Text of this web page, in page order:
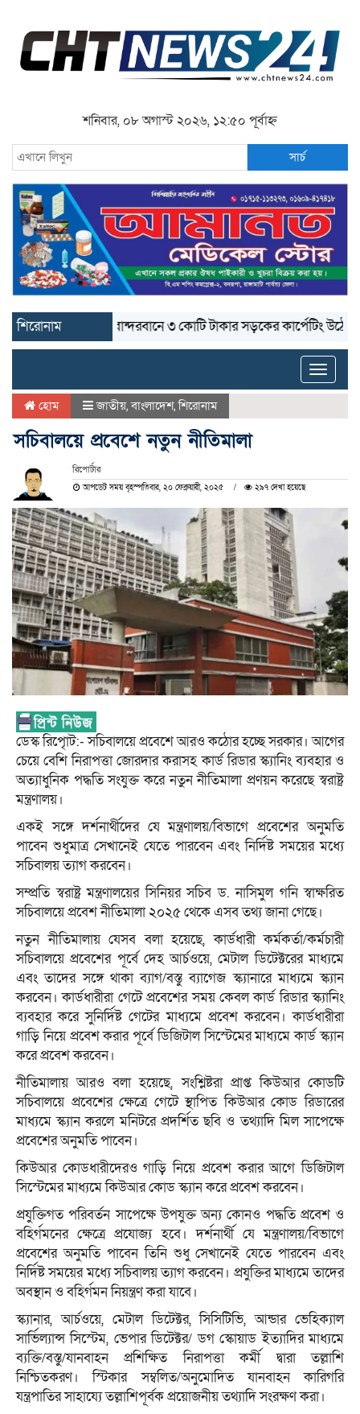
শনিবার, ০৮ অগাস্ট ২০২৬, ১২:৫০ পূর্বাহ্ন
সার্চ
শিরোনাম বান্দরবানে ৩ কোটি টাকার সড়কের কার্পেটিং উঠে যাচ্ছে
Toggle
হোম জাতীয়,বাংলাদেশ,শিরোনাম
সচিবালয়ে প্রবেশে নতুন নীতিমালা
রিপোর্টার
আপডেট সময় বৃহস্পতিবার, ২০ ফেব্রুয়ারী, ২০২৫ ২৯৭ দেখা হয়েছে
ডেস্ক রিপেৃাট:- সচিবালয়ে প্রবেশে আরও কঠোর হচ্ছে সরকার। আগের
চেয়ে বেশি নিরাপত্তা জোরদার করাসহ কার্ড রিডার স্ক্যানিং ব্যবহার ও
অত্যাধুনিক পদ্ধতি সংযুক্ত করে নতুন নীতিমালা প্রণয়ন করেছে স্বরাষ্ট্র
মন্ত্রণালয়।
একই সঙ্গে দর্শনার্থীদের যে মন্ত্রণালয়/বিভাগে প্রবেশের অনুমতি
পাবেন শুধুমাত্র সেখানেই যেতে পারবেন এবং নির্দিষ্ট সময়ের মধ্যে
সচিবালয় ত্যাগ করবেন।
সম্প্রতি স্বরাষ্ট্র মন্ত্রণালয়ের সিনিয়র সচিব ড. নাসিমুল গনি স্বাক্ষরিত
সচিবালয়ে প্রবেশ নীতিমালা ২০২৫ থেকে এসব তথ্য জানা গেছে।
নতুন নীতিমালায় যেসব বলা হয়েছে, কার্ডধারী কর্মকর্তা/কর্মচারী
সচিবালয়ে প্রবেশের পূর্বে দেহ আর্চওয়ে, মেটাল ডিটেক্টরের মাধ্যমে
এবং তাদের সঙ্গে থাকা ব্যাগ/বস্তু ব্যাগেজ স্ক্যানারে মাধ্যমে স্ক্যান
করবেন। কার্ডধারীরা গেটে প্রবেশের সময় কেবল কার্ড রিডার স্ক্যানিং
ব্যবহার করে সুনির্দিষ্ট গেটের মাধ্যমে প্রবেশ করবেন। কার্ডধারীরা
গাড়ি নিয়ে প্রবেশ করার পূর্বে ডিজিটাল সিস্টেমের মাধ্যমে কার্ড স্ক্যান
করে প্রবেশ করবেন।
নীতিমালায় আরও বলা হয়েছে, সংশ্লিষ্টরা প্রাপ্ত কিউআর কোডটি
সচিবালয়ে প্রবেশের ক্ষেত্রে গেটে স্থাপিত কিউআর কোড রিডারের
মাধ্যমে স্ক্যান করলে মনিটরে প্রদর্শিত ছবি ও তথ্যাদি মিল সাপেক্ষে
প্রবেশের অনুমতি পাবেন।
কিউআর কোডধারীদেরও গাড়ি নিয়ে প্রবেশ করার আগে ডিজিটাল
সিস্টেমের মাধ্যমে কিউআর কোড স্ক্যান করে প্রবেশ করবেন।
প্রযুক্তিগত পরিবর্তন সাপেক্ষে উপযুক্ত অন্য কোনও পদ্ধতি প্রবেশ ও
বহির্গমনের ক্ষেত্রে প্রযোজ্য হবে। দর্শনার্থী যে মন্ত্রণালয়/বিভাগে
প্রবেশের অনুমতি পাবেন তিনি শুধু সেখানেই যেতে পারবেন এবং
নির্দিষ্ট সময়ের মধ্যে সচিবালয় ত্যাগ করবেন। প্রযুক্তির মাধ্যমে তাদের
অবস্থান ও বহির্গমন নিয়ন্ত্রণ করা যাবে।
স্ক্যানার, আর্চওয়ে, মেটাল ডিটেক্টর, সিসিটিভি, আন্ডার ভেহিক্যাল
সার্ভিল্যান্স সিস্টেম, ভেপার ডিটেক্টর/ ডগ স্কোয়াড ইত্যাদির মাধ্যমে
ব্যক্তি/বস্তু/যানবাহন প্রশিক্ষিত নিরাপত্তা কর্মী দ্বারা তল্লাশি
নিশ্চিতকরণ। স্টিকার সম্বলিত/অনুমোদিত যানবাহন কারিগরি
যন্ত্রপাতির সাহায্যে তল্লাশিপূর্বক প্রয়োজনীয় তথ্যাদি সংরক্ষণ করা।